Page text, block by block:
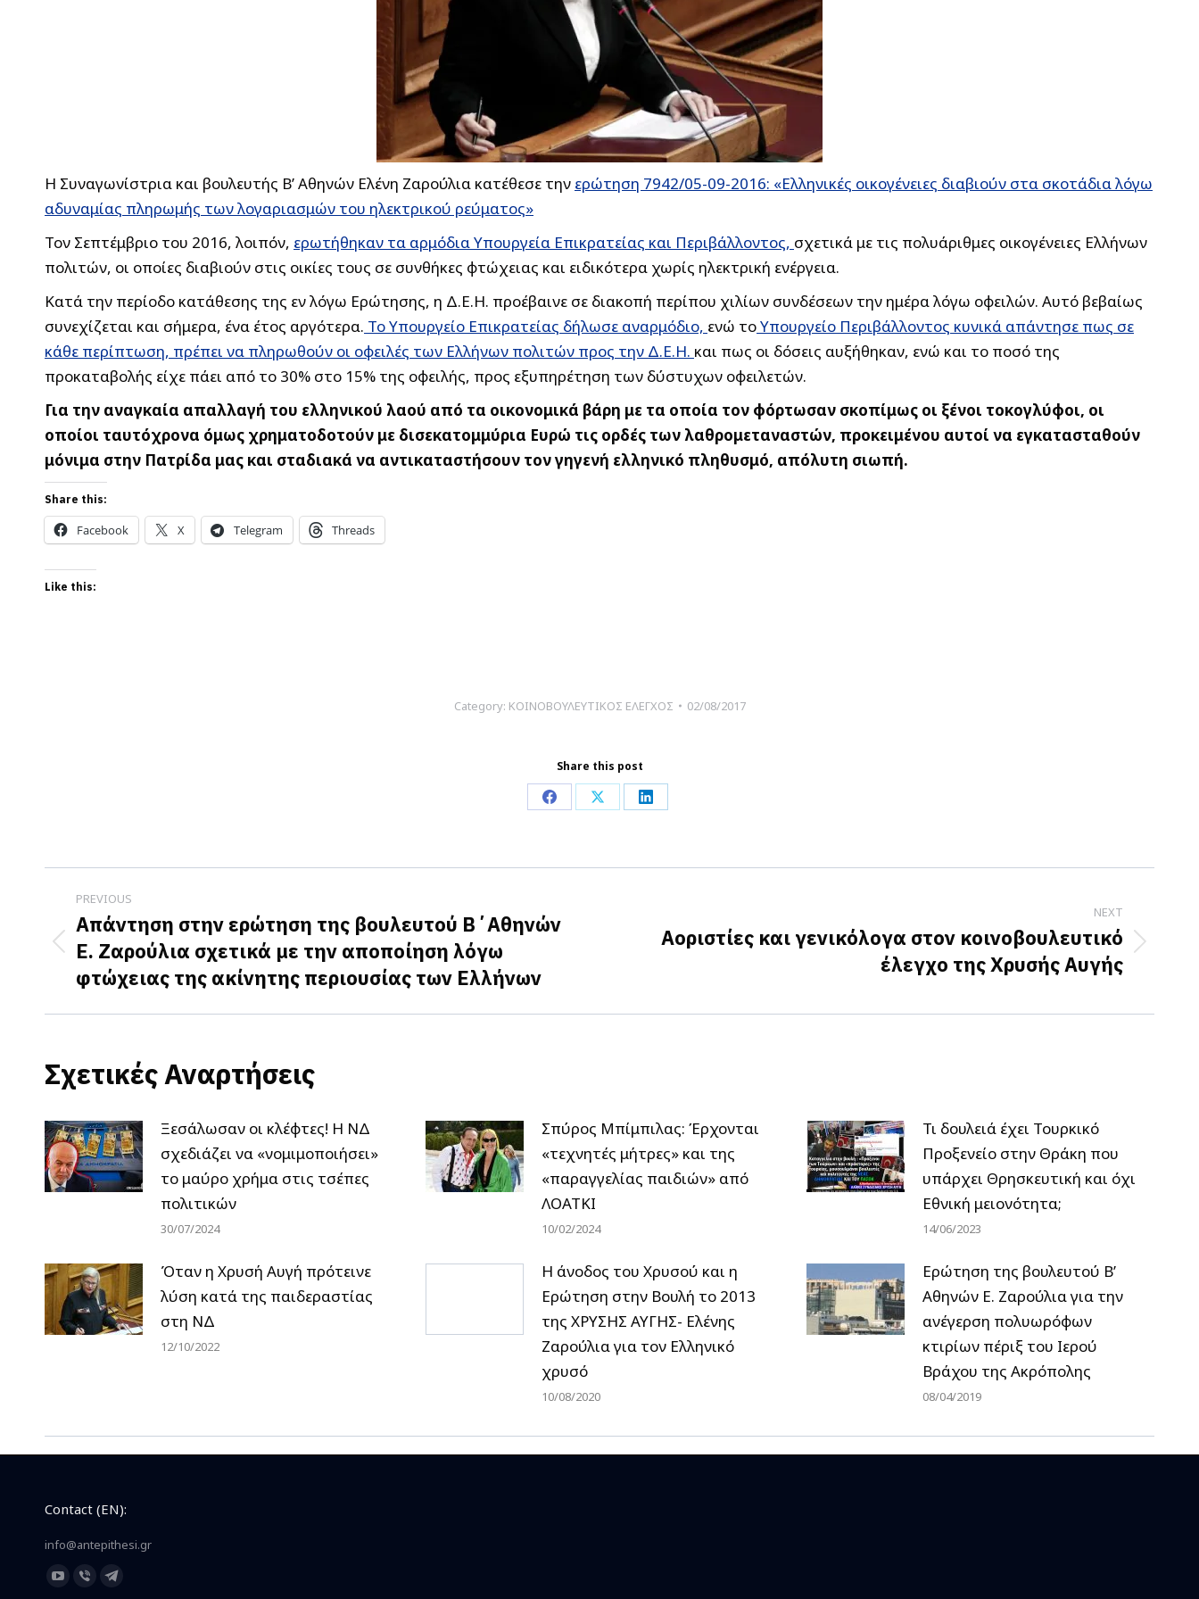
Η Συναγωνίστρια και βουλευτής Β’ Αθηνών Ελένη Ζαρούλια κατέθεσε την ερώτηση 7942/05-09-2016: «Ελληνικές οικογένειες διαβιούν στα σκοτάδια λόγω
αδυναμίας πληρωμής των λογαριασμών του ηλεκτρικού ρεύματος»
Τον Σεπτέμβριο του 2016, λοιπόν, ερωτήθηκαν τα αρμόδια Υπουργεία Επικρατείας και Περιβάλλοντος, σχετικά με τις πολυάριθμες οικογένειες Ελλήνων
πολιτών, οι οποίες διαβιούν στις οικίες τους σε συνθήκες φτώχειας και ειδικότερα χωρίς ηλεκτρική ενέργεια.
Κατά την περίοδο κατάθεσης της εν λόγω Ερώτησης, η Δ.Ε.Η. προέβαινε σε διακοπή περίπου χιλίων συνδέσεων την ημέρα λόγω οφειλών. Αυτό βεβαίως
συνεχίζεται και σήμερα, ένα έτος αργότερα. Το Υπουργείο Επικρατείας δήλωσε αναρμόδιο, ενώ τοΥπουργείο Περιβάλλοντος κυνικά απάντησε πως σε
κάθε περίπτωση, πρέπει να πληρωθούν οι οφειλές των Ελλήνων πολιτών προς την Δ.Ε.Η. και πως οι δόσεις αυξήθηκαν, ενώ και το ποσό της
προκαταβολής είχε πάει από το 30% στο 15% της οφειλής, προς εξυπηρέτηση των δύστυχων οφειλετών.
Για την αναγκαία απαλλαγή του ελληνικού λαού από τα οικονομικά βάρη με τα οποία τον φόρτωσαν σκοπίμως οι ξένοι τοκογλύφοι, οι
οποίοι ταυτόχρονα όμως χρηματοδοτούν με δισεκατομμύρια Ευρώ τις ορδές των λαθρομεταναστών, προκειμένου αυτοί να εγκατασταθούν
μόνιμα στην Πατρίδα μας και σταδιακά να αντικαταστήσουν τον γηγενή ελληνικό πληθυσμό, απόλυτη σιωπή.
Share this:
Facebook X Telegram Threads
Like this:
Category: ΚΟΙΝΟΒΟΥΛΕΥΤΙΚΟΣ ΕΛΕΓΧΟΣ 02/08/2017
Share this post
Share
Facebook
Share
X
Share
LinkedIn
Post
navigation
PREVIOUS
Previous
post:
Απάντηση στην ερώτηση της βουλευτού Β΄Αθηνών
Ε. Ζαρούλια σχετικά με την αποποίηση λόγω
φτώχειας της ακίνητης περιουσίας των Ελλήνων
NEXT
Αοριστίες και γενικόλογα στον κοινοβουλευτικό
έλεγχο της Χρυσής Αυγής
Σχετικές Αναρτήσεις
Ξεσάλωσαν οι κλέφτες! Η ΝΔ
σχεδιάζει να «νομιμοποιήσει»
το μαύρο χρήμα στις τσέπες
πολιτικών
30/07/2024
Σπύρος Μπίμπιλας: Έρχονται
«τεχνητές μήτρες» και της
«παραγγελίας παιδιών» από
ΛΟΑΤΚΙ
10/02/2024
Τι δουλειά έχει Τουρκικό
Προξενείο στην Θράκη που
υπάρχει Θρησκευτική και όχι
Εθνική μειονότητα;
14/06/2023
Όταν η Χρυσή Αυγή πρότεινε
λύση κατά της παιδεραστίας
στη ΝΔ
12/10/2022
Η άνοδος του Χρυσού και η
Ερώτηση στην Βουλή το 2013
της ΧΡΥΣΗΣ ΑΥΓΗΣ- Ελένης
Ζαρούλια για τον Ελληνικό
χρυσό
10/08/2020
Ερώτηση της βουλευτού Β’
Αθηνών Ε. Ζαρούλια για την
ανέγερση πολυωρόφων
κτιρίων πέριξ του Ιερού
Βράχου της Ακρόπολης
08/04/2019
Contact (EN):
info@antepithesi.gr
Find us on:
YouTubeViberTelegram